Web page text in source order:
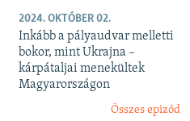
2024. OKTÓBER 02.
Inkább a pályaudvar melletti
bokor, mint Ukrajna –
kárpátaljai menekültek
Magyarországon
Összes epizód